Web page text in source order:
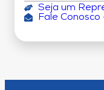
Seja um
Fale